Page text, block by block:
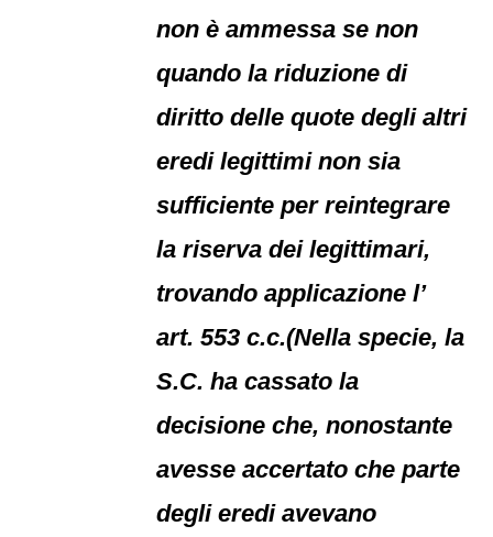
non è ammessa se non
quando la riduzione di
diritto delle quote degli altri
eredi legittimi non sia
sufficiente per reintegrare
la riserva dei legittimari,
trovando applicazione l’
art. 553 c.c.(Nella specie, la
S.C. ha cassato la
decisione che, nonostante
avesse accertato che parte
degli eredi avevano